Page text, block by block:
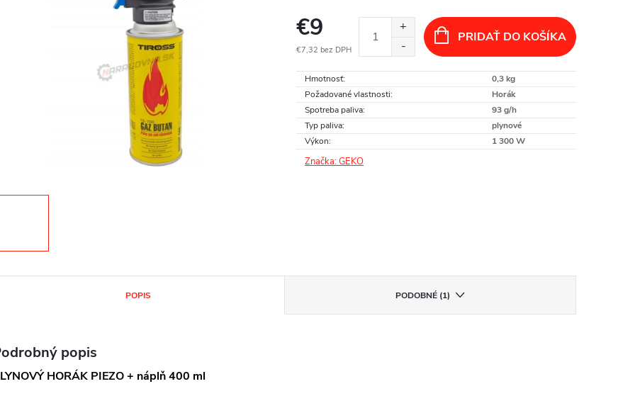
€9
€7,32 bez DPH
cena:
PRIDAŤ DO KOŠÍKA
Hmotnosť:
0,3 kg
Požadované vlastnosti:
Horák
Spotreba paliva:
93 g/h
Typ paliva:
plynové
Výkon: 1 300 W
Značka:GEKO
POPIS PODOBNÉ (1)
popis
HORÁK PIEZO + náplň 400 ml